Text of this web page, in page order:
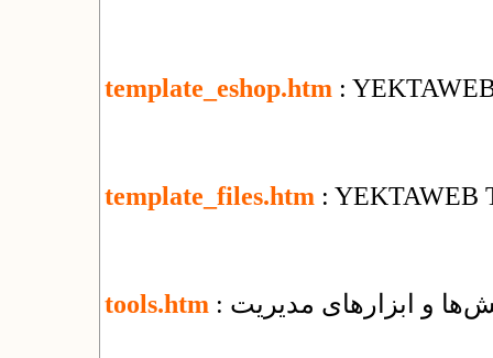
template_eshop.htm :
template_files.htm : YEKTAWEB
tools.htm و ابزارهای مدیریت